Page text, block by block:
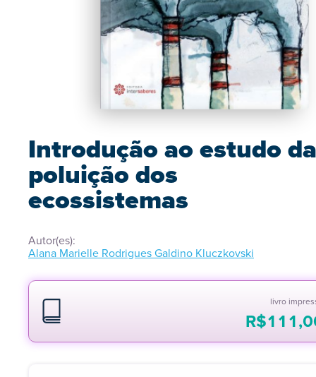
Introdução ao estudo da
poluição dos
ecossistemas
Autor(es):
Alana Marielle Rodrigues Galdino Kluczkovski
livro
R$